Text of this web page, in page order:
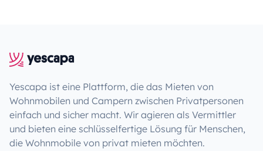
Yescapa ist eine Plattform, die das Mieten von
Wohnmobilen und Campern zwischen Privatpersonen
einfach und sicher macht. Wir agieren als Vermittler
und bieten eine schlüsselfertige Lösung für Menschen,
die Wohnmobile von privat mieten möchten.